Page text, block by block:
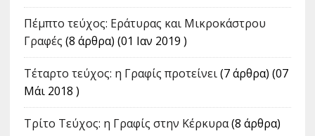
Πέμπτο τεύχος: Εράτυρας και Μικροκάστρου
Γραφές (8 άρθρα) (01 Ιαν 2019 )
Τέταρτο τεύχος: η Γραφίς προτείνει(7 άρθρα) (07
Μάι 2018 )
Tρίτο Τεύχος: η Γραφίς στην Κέρκυρα(8 άρθρα)